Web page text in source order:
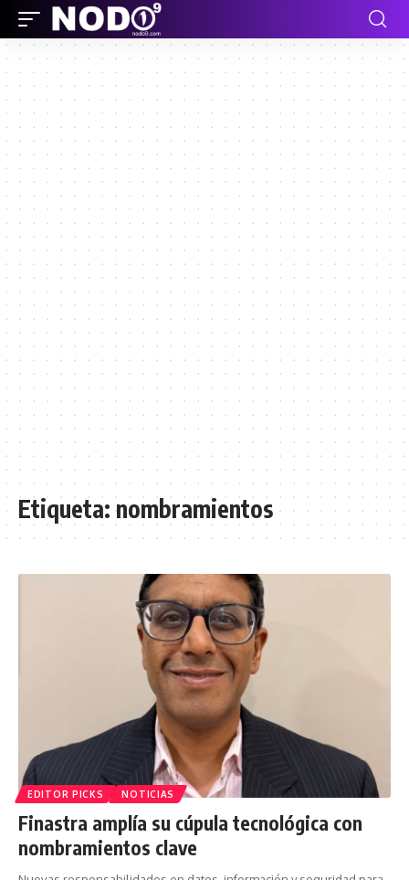
Etiqueta:nombramientos
EDITOR PICKS NOTICIAS
Finastra amplía su cúpula tecnológica con
nombramientos clave